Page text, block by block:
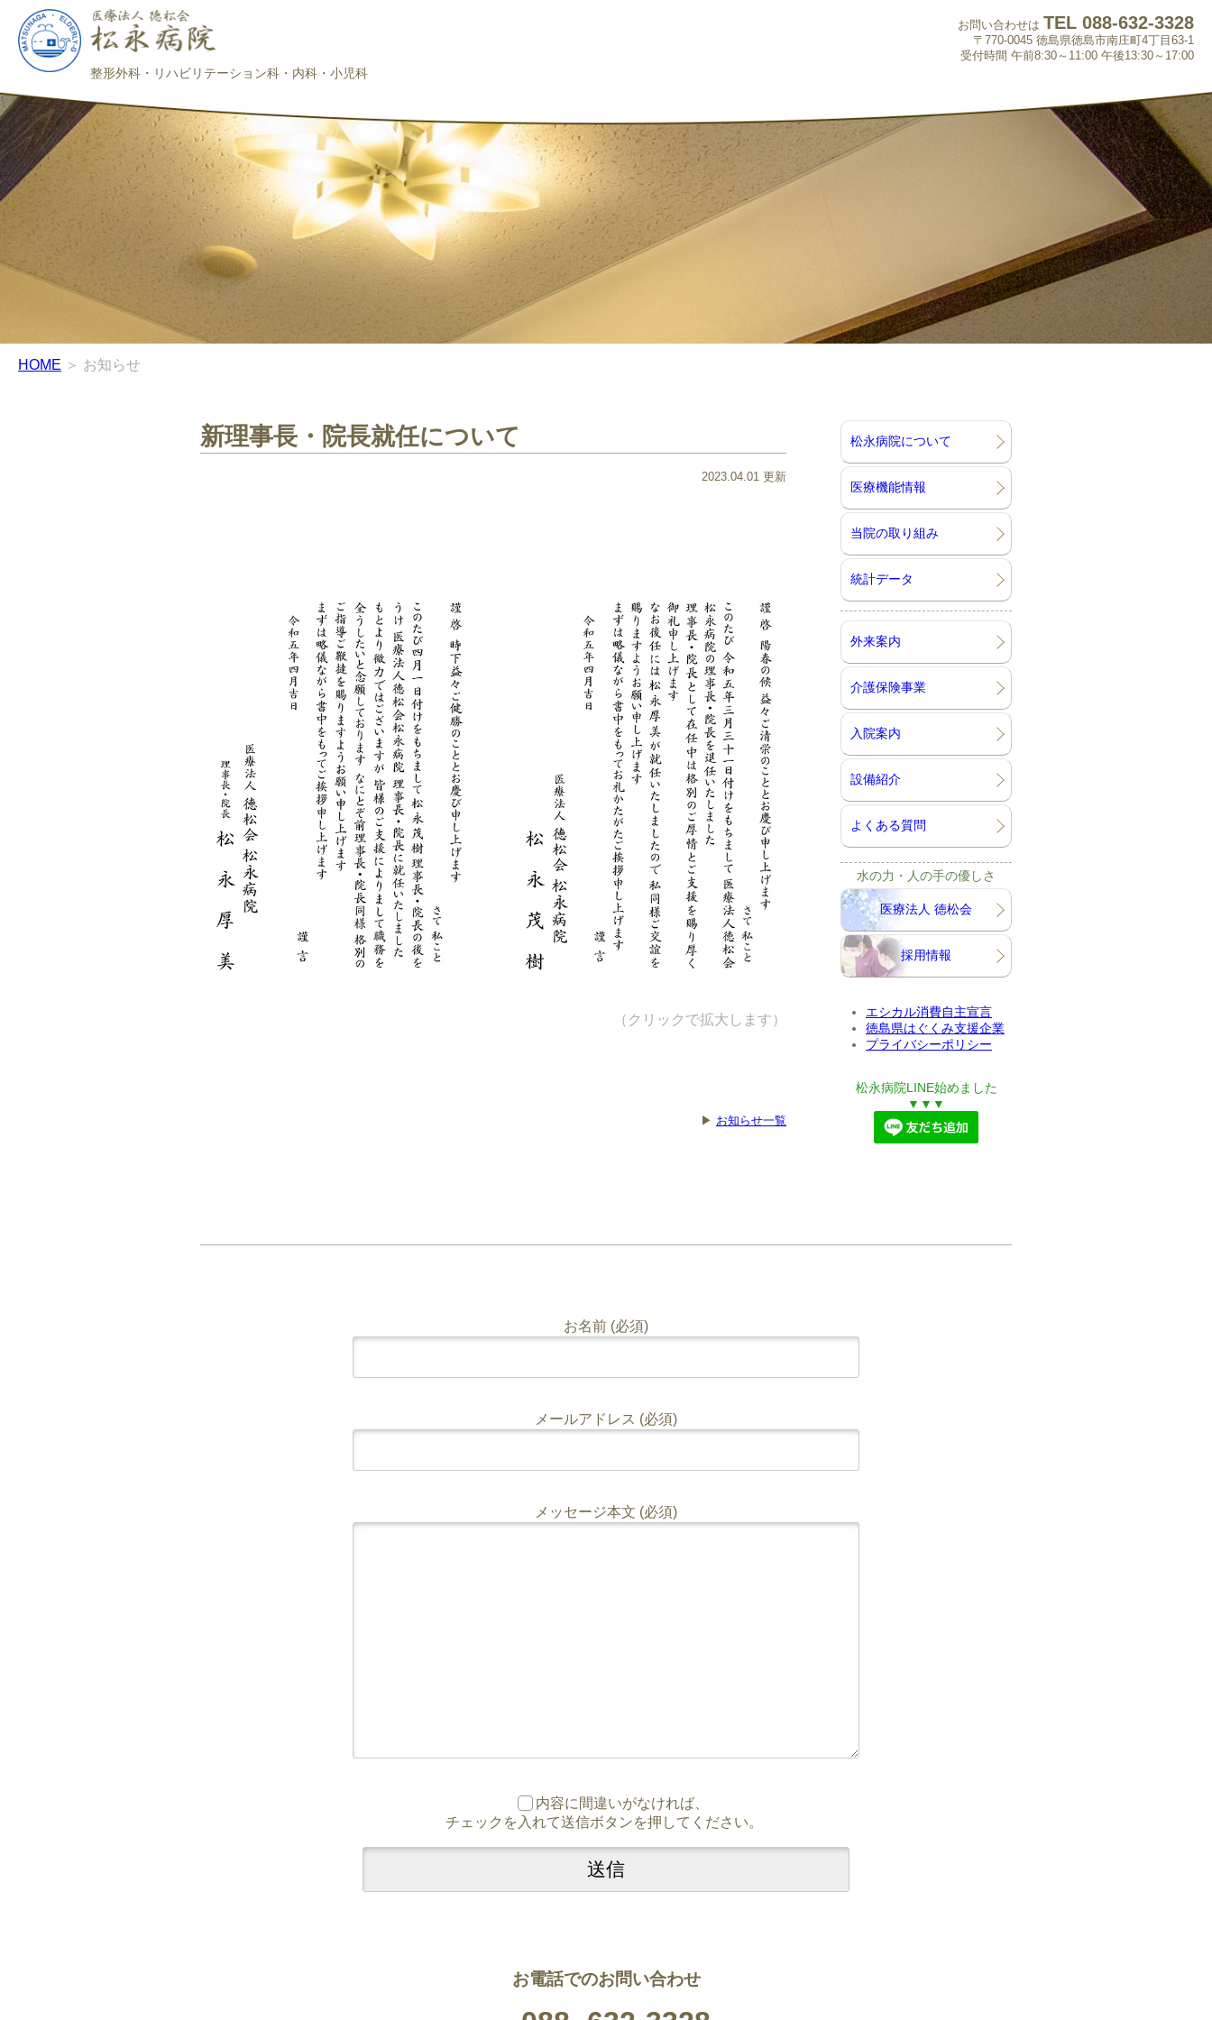
整形外科・リハビリテーション科・内科・小児科
お問い合わせは TEL 088-632-3328
〒770-0045 徳島県徳島市南庄町4丁目63-1
受付時間 午前8:30～11:00 午後13:30～17:00
HOME ＞ お知らせ
新理事長・院長就任について
2023.04.01 更新
（クリックで拡大します）
▶ お知らせ一覧
松永病院について
医療機能情報
当院の取り組み
統計データ
外来案内
介護保険事業
入院案内
設備紹介
よくある質問
水の力・人の手の優しさ
医療法人 徳松会
採用情報
エシカル消費自主宣言
徳島県はぐくみ支援企業
プライバシーポリシー
松永病院LINE始めました
▼▼▼
お名前 (必須)
メールアドレス (必須)
メッセージ本文 (必須)
内容に間違いがなければ、
チェックを入れて送信ボタンを押してください。
お電話でのお問い合わせ